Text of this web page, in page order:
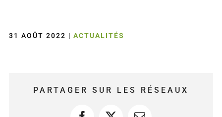
31 AOÛT 2022 | ACTUALITÉS
PARTAGER SUR LES RÉSEAUX